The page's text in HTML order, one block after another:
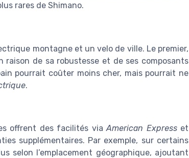
rares de Shimano.
montagne et un velo de ville. Le premier,
de sa robustesse et de ses composants
pourrait coûter moins cher, mais pourrait ne
.
offrent des facilités viaAmerican Expresset
supplémentaires. Par exemple, sur certains
selon l’emplacement géographique, ajoutant